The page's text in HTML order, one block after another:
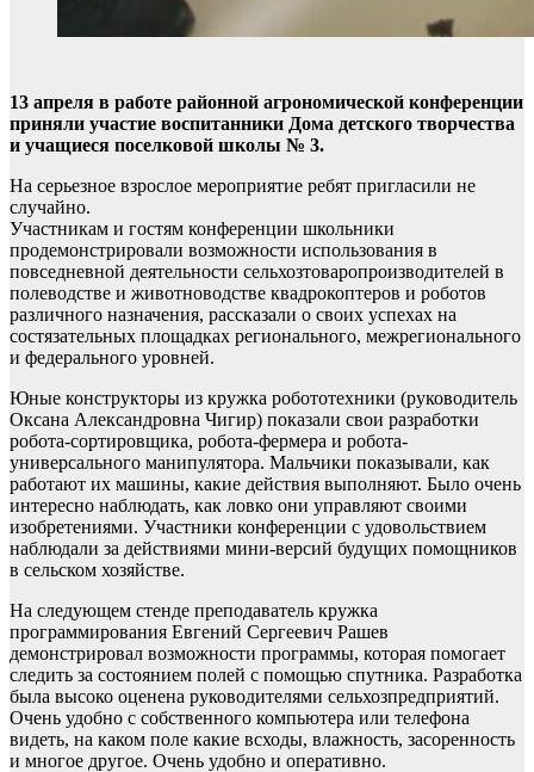
13 апреля в работе районной агрономической конференции
приняли участие воспитанники Дома детского творчества
и учащиеся поселковой школы № 3.
На серьезное взрослое мероприятие ребят пригласили не
случайно.
Участникам и гостям конференции школьники
продемонстрировали возможности использования в
повседневной деятельности сельхозтоваропроизводителей в
полеводстве и животноводстве квадрокоптеров и роботов
различного назначения, рассказали о своих успехах на
состязательных площадках регионального, межрегионального
и федерального уровней.
Юные конструкторы из кружка робототехники (руководитель
Оксана Александровна Чигир) показали свои разработки
робота-сортировщика, робота-фермера и робота-
универсального манипулятора. Мальчики показывали, как
работают их машины, какие действия выполняют. Было очень
интересно наблюдать, как ловко они управляют своими
изобретениями. Участники конференции с удовольствием
наблюдали за действиями мини-версий будущих помощников
в сельском хозяйстве.
На следующем стенде преподаватель кружка
программирования Евгений Сергеевич Рашев
демонстрировал возможности программы, которая помогает
следить за состоянием полей с помощью спутника. Разработка
была высоко оценена руководителями сельхозпредприятий.
Очень удобно с собственного компьютера или телефона
видеть, на каком поле какие всходы, влажность, засоренность
и многое другое. Очень удобно и оперативно.